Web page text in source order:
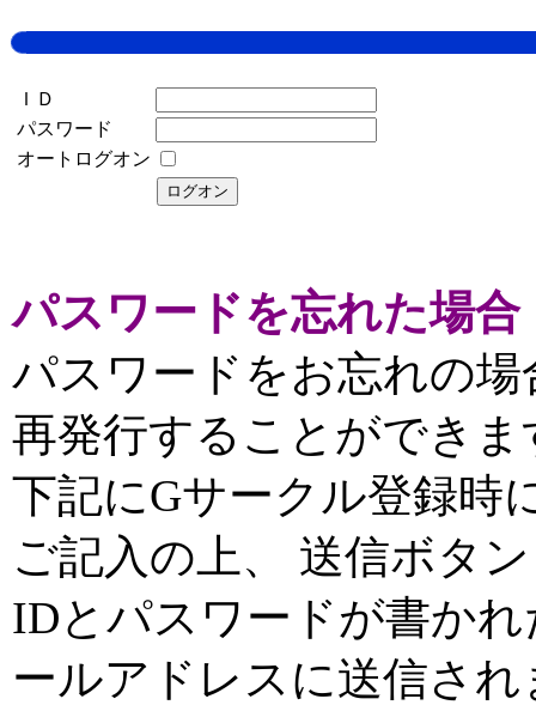
ＩＤ
パスワード
オートログオン
パスワードを忘れた場合
パスワードをお忘れの
再発行することができま
下記にGサークル登録時
ご記入の上、 送信ボタ
IDとパスワードが書か
ールアドレスに送信され